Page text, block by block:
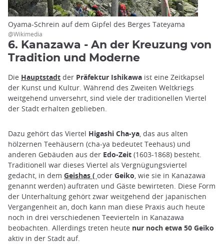
Oyama-Schrein auf dem Gipfel des Berges Tateyama
@Wikimedia
6. Kanazawa - An der Kreuzung von
Tradition und Moderne
Die Hauptstadt der Präfektur Ishikawa ist eine Zeitkapsel
der Kunst und Kultur. Während des Zweiten Weltkriegs
weitgehend unversehrt, sind viele der traditionellen Viertel
der Stadt erhalten geblieben.
Dazu gehört das Viertel Higashi Cha-ya, das aus alten
hölzernen Teehäusern (cha-ya bedeutet Teehaus) und
anderen Gebäuden aus der Edo-Zeit (1603-1868) besteht.
Traditionell war dieses Viertel als Vergnügungsviertel
gedacht, in dem Geishas ( oder Geiko, wie sie in Kanazawa
genannt werden) auftraten und Gäste bewirteten. Diese Form
der Unterhaltung gehört zwar weitgehend der japanischen
Vergangenheit an, doch kann man diese Praxis auch heute
noch in drei verschiedenen Teevierteln in Kanazawa
beobachten. Allerdings treten heute nur noch etwa 50 Geiko
aktiv in der Stadt auf.